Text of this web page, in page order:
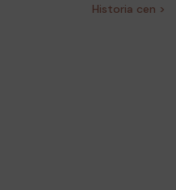
Historia cen >